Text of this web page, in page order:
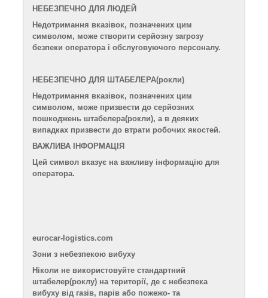
НЕБЕЗПЕЧНО ДЛЯ ЛЮДЕЙ
Недотримання вказівок, позначених цим
символом, може створити серйозну загрозу
безпеки оператора і обслуговуючого персоналу.
НЕБЕЗПЕЧНО ДЛЯ ШТАБЕЛЕРА(рокли)
Недотримання вказівок, позначених цим
символом, може призвести до серйозних
пошкоджень штабелера(рокли), а в деяких
випадках призвести до втрати робочих якостей.
ВАЖЛИВА ІНФОРМАЦІЯ
Цей символ вказує на важливу інформацію для
оператора.
eurocar-logistics.com
Зони з небезпекою вибуху
Ніколи не використовуйте стандартний
штабелер(роклу) на території, де є небезпека
вибуху від газів, парів або пожежо- та